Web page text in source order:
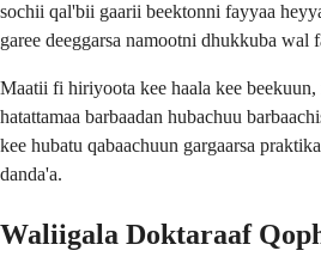
sochii qal'bii gaarii beektonni fayyaa
garee deeggarsa namootni dhukkuba wal
Maatii fi hiriyoota kee haala kee
hatattamaa barbaadan hubachuu
kee hubatu qabaachuun gargaarsa
danda'a.
Waliigala Doktaraaf